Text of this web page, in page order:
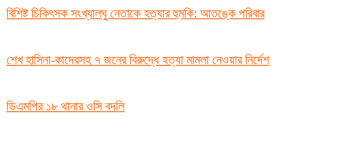
বিশিষ্ট চিকিৎসক সংখ্যালঘু নেতাকে হত্যার হুমকি: আতঙ্কে পরিবার
শেখ হাসিনা-কাদেরসহ ৭ জনের বিরুদ্ধে হত্যা মামলা নেওয়ার নির্দেশ
ডিএমপির ১৮ থানার ওসি বদলি